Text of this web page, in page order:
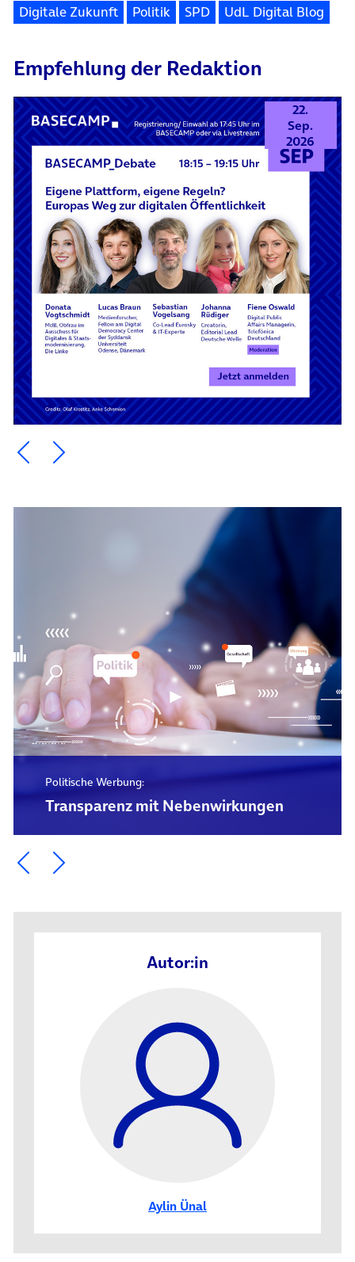
Digitale Zukunft
Politik SPD UdL Digital Blog
Empfehlung der Redaktion
22.
Sep.
2026
Ein Element zurück blättern
Ein Element weiter blättern
Politische Werbung:
Transparenz mit Nebenwirkungen
Ein Element zurück blättern
Ein Element weiter blättern
Autor:in
Aylin Ünal